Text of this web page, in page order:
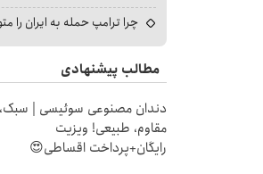
چرا ترامپ حمله به ایران را
مطالب پیشنهادی
دندان مصنوعی سوئیسی | سبک،
مقاوم، طبیعی! ویزیت
رایگان+پرداخت اقساطی😍